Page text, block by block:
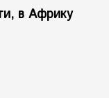
в Африку